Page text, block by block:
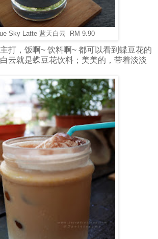
Sky Latte 蓝天白云 RM 9.90
打，饭啊~ 饮料啊~ 都可以看到蝶豆花的
云就是蝶豆花饮料；美美的，带着淡淡